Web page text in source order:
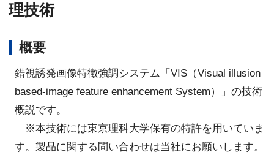
理技術
概要
錯視誘発画像特徴強調システム「VIS（Visual illusion
based-image feature enhancement System）」の技術
概説です。
※本技術には東京理科大学保有の特許を用いていま
す。製品に関する問い合わせは当社にお願いします。